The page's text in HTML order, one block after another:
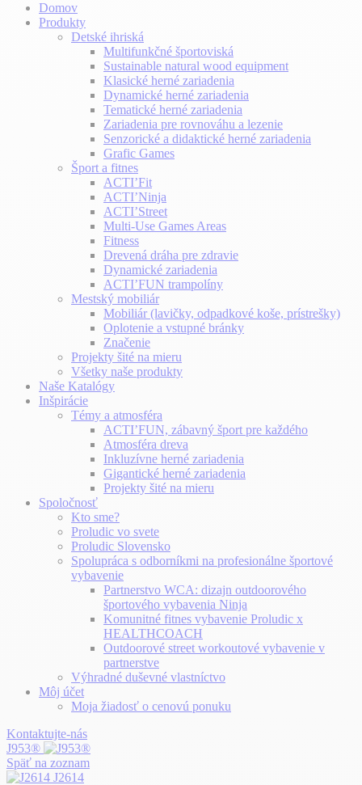
Domov
Produkty
Detské ihriská
Multifunkčné športoviská
Sustainable natural wood equipment
Klasické herné zariadenia
Dynamické herné zariadenia
Tematické herné zariadenia
Zariadenia pre rovnováhu a lezenie
Senzorické a didaktické herné zariadenia
Grafic Games
Šport a fitnes
ACTI’Fit
ACTI’Ninja
ACTI’Street
Multi-Use Games Areas
Fitness
Drevená dráha pre zdravie
Dynamické zariadenia
ACTI’FUN trampolíny
Mestský mobiliár
Mobiliár (lavičky, odpadkové koše, prístrešky)
Oplotenie a vstupné bránky
Značenie
Projekty šité na mieru
Všetky naše produkty
Naše Katalógy
Inšpirácie
Témy a atmosféra
ACTI’FUN, zábavný šport pre každého
Atmosféra dreva
Inkluzívne herné zariadenia
Gigantické herné zariadenia
Projekty šité na mieru
Spoločnosť
Kto sme?
Proludic vo svete
Proludic Slovensko
Spolupráca s odborníkmi na profesionálne športové
vybavenie
Partnerstvo WCA: dizajn outdoorového
športového vybavenia Ninja
Komunitné fitnes vybavenie Proludic x
HEALTHCOACH
Outdoorové street workoutové vybavenie v
partnerstve
Výhradné duševné vlastníctvo
Môj účet
Moja žiadosť o cenovú ponuku
Kontaktujte-nás
J953®
Späť na zoznam
J2614